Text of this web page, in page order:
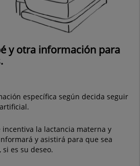
y otra información para
específica según decida seguir
incentiva la lactancia materna y
y asistirá para que sea
es su deseo.